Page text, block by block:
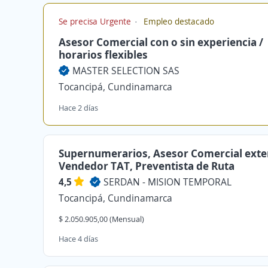
Se precisa Urgente Empleo destacado
Asesor Comercial con o sin experiencia /
horarios flexibles
MASTER SELECTION SAS
Tocancipá, Cundinamarca
Hace 2 días
Supernumerarios, Asesor Comercial
Vendedor TAT, Preventista de Ruta
4,5
SERDAN - MISION TEMPORAL
Tocancipá, Cundinamarca
$ 2.050.905,00 (Mensual)
Hace 4 días